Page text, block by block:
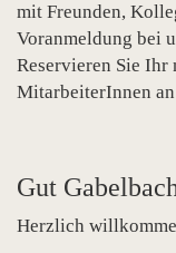
mit Freunden,
Voranmeldung bei
Reservieren Sie Ihr
MitarbeiterInnen
Gut
Herzlich